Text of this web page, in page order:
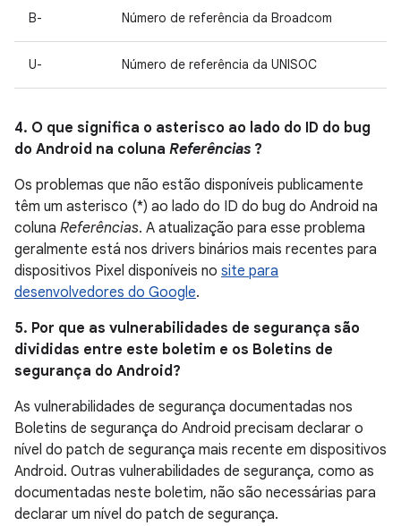
B- Número de referência da Broadcom
U- Número de referência da UNISOC
4. O que significa o asterisco ao lado do ID do bug
do Android na coluna Referências ?
Os problemas que não estão disponíveis publicamente
têm um asterisco (*) ao lado do ID do bug do Android na
coluna Referências. A atualização para esse problema
geralmente está nos drivers binários mais recentes para
dispositivos Pixel disponíveis no site para
desenvolvedores do Google.
5. Por que as vulnerabilidades de segurança são
divididas entre este boletim e os Boletins de
segurança do Android?
As vulnerabilidades de segurança documentadas nos
Boletins de segurança do Android precisam declarar o
nível do patch de segurança mais recente em dispositivos
Android. Outras vulnerabilidades de segurança, como as
documentadas neste boletim, não são necessárias para
declarar um nível do patch de segurança.